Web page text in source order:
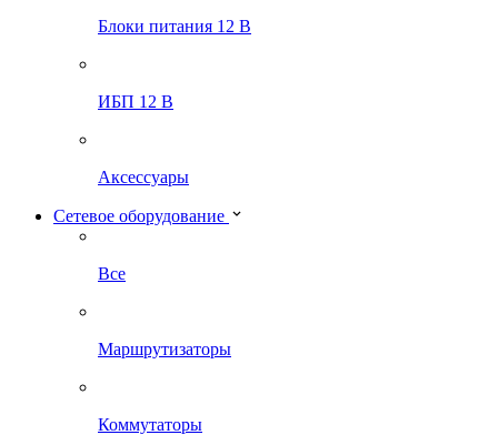
Блоки питания 12 В
ИБП 12 В
Аксессуары
Сетевое оборудование
Все
Маршрутизаторы
Коммутаторы